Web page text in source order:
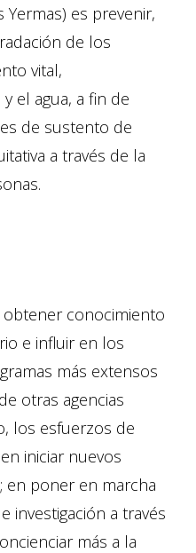
es prevenir,
de los
vital,
el agua, a fin de
de sustento de
a través de la
obtener conocimiento
e influir en los
más extensos
otras agencias
los esfuerzos de
iniciar nuevos
en poner en marcha
investigación a través
más a la